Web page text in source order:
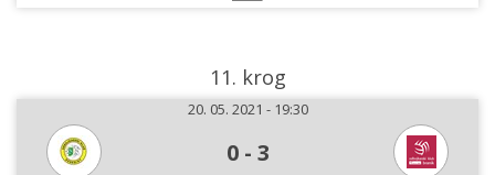
11. krog
20. 05. 2021 - 19:30
0 - 3